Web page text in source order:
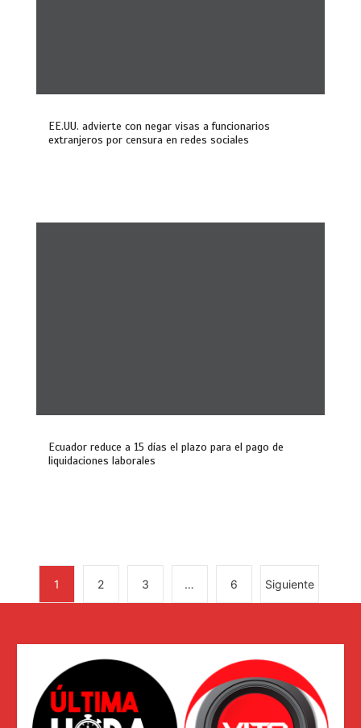
EE.UU. advierte con negar visas a funcionarios
extranjeros por censura en redes sociales
Ecuador reduce a 15 días el plazo para el pago de
liquidaciones laborales
1 2 3 … 6 Siguiente